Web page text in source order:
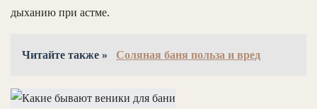
дыханию при астме.
Читайте также » Соляная баня польза и вред